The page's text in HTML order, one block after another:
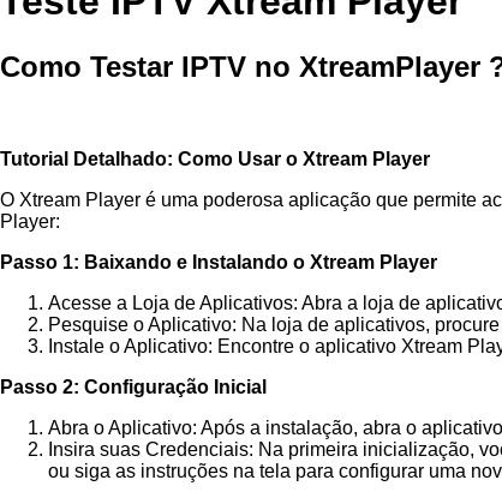
Como Testar IPTV no XtreamPlayer
Tutorial Detalhado: Como Usar o Xtream Player
O Xtream Player é uma poderosa aplicação que permite
Player:
Passo 1: Baixando e Instalando o Xtream Player
Acesse a Loja de Aplicativos: Abra a loja de
Pesquise o Aplicativo: Na loja de aplicativos, procure
Instale o Aplicativo: Encontre o aplicativo Xtream
Passo 2: Configuração Inicial
Abra o Aplicativo: Após a instalação, abra o
Insira suas Credenciais: Na primeira inicialização,
ou siga as instruções na tela para configurar uma